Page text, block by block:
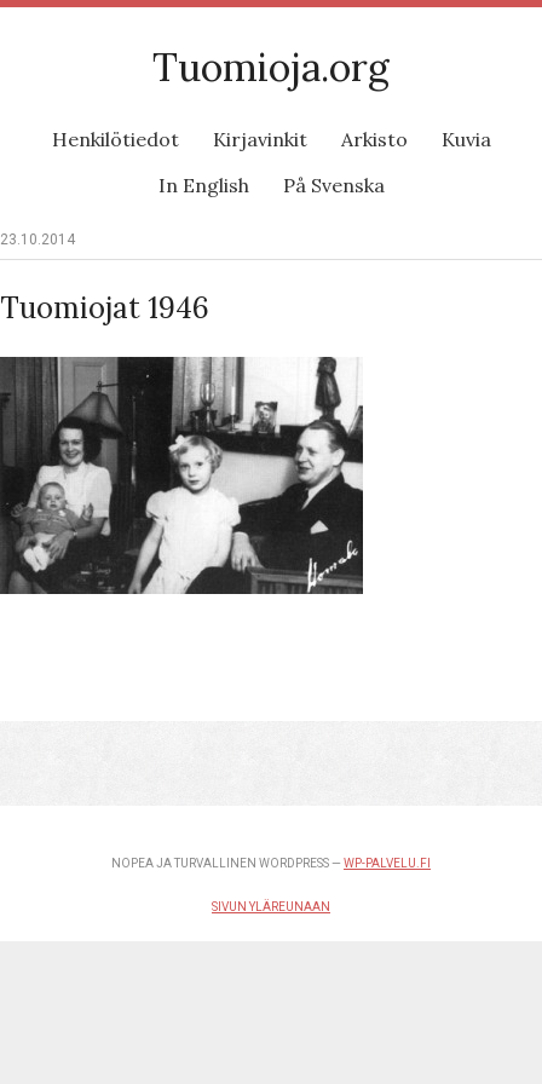
Tuomioja.org
Henkilötiedot Kirjavinkit Arkisto
Kuvia
In English
På Svenska
23.10.2014
Tuomiojat 1946
NOPEA JA TURVALLINEN WORDPRESS — WP-PALVELU.FI
SIVUN YLÄREUNAAN